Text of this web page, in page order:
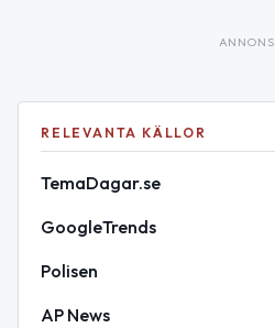
ANNONS
RELEVANTA KÄLLOR
TemaDagar.se
GoogleTrends
Polisen
AP News